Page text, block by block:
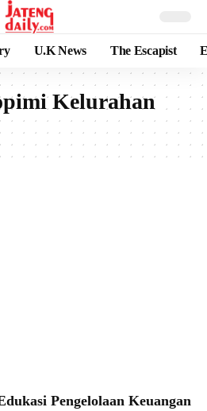
U.K News The Escapist
Kelurahan
Pengelolaan Keuangan